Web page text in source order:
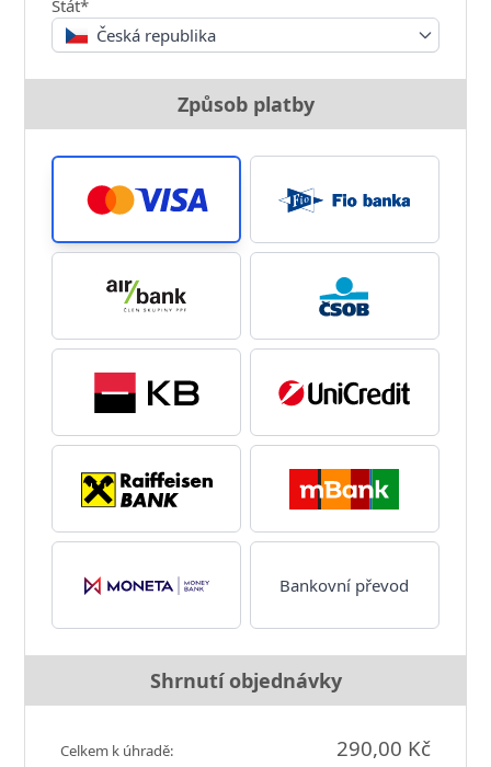
Stát*
Česká republika
Způsob platby
Bankovní převod
Shrnutí objednávky
Celkem k úhradě: 290,00 Kč